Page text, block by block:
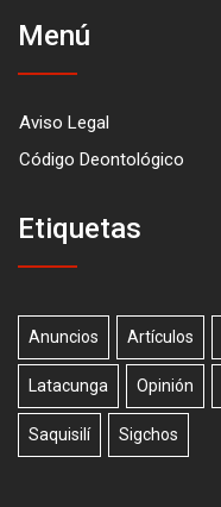
Menú
Aviso Legal
Código Deontológico
Etiquetas
Anuncios Artículos
Latacunga Opinión
Saquisilí Sigchos